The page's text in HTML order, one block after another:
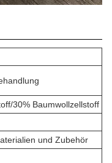
30% Baumwollzellstoff
und Zubehör